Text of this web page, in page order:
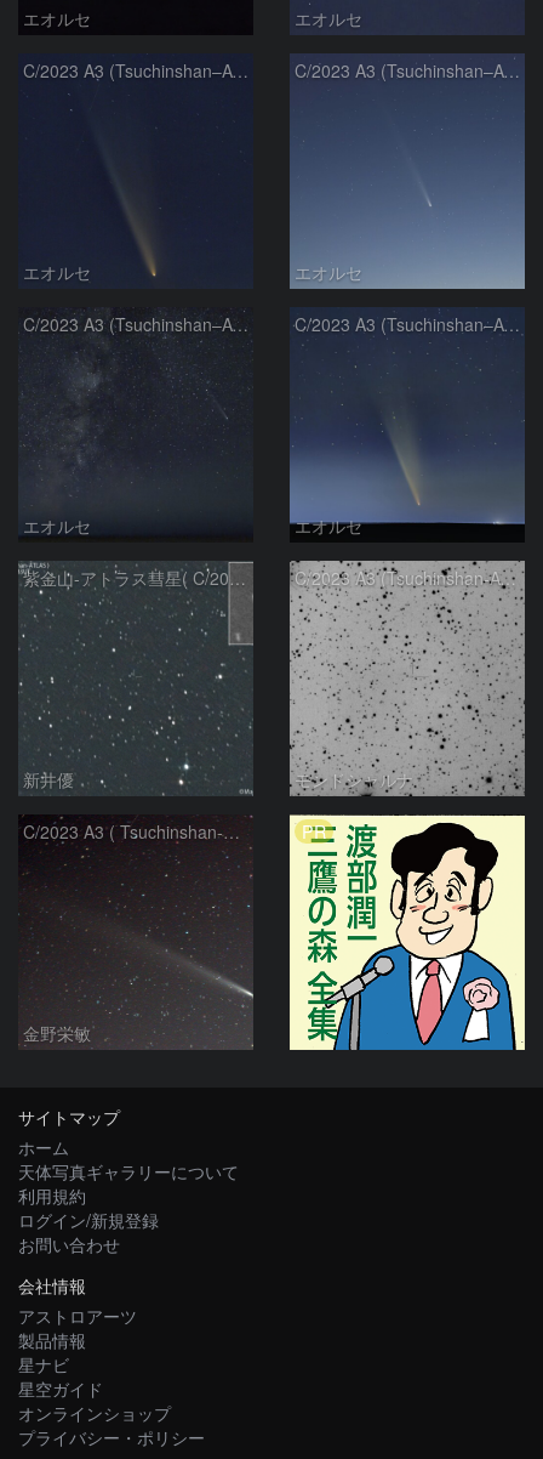
エオルセ エオルセ
C/2023 A3 (Tsuchinshan–ATLAS)
エオルセ
C/2023 A3 (Tsuchinshan–ATLAS)
エオルセ
C/2023 A3 (Tsuchinshan–ATLAS)と天の川
エオルセ
C/2023 A3 (Tsuchinshan–ATLAS)
エオルセ
紫金山-アトラス彗星( C/2023A3 )：2025/09/16
新井優
C/2023 A3 (Tsuchinshan-ATLAS)
モンドシャルナ
C/2023 A3 ( Tsuchinshan-ATLAS )
金野栄敏
PR
サイトマップ
ホーム
天体写真ギャラリーについて
利用規約
ログイン/新規登録
お問い合わせ
会社情報
アストロアーツ
製品情報
星ナビ
星空ガイド
オンラインショップ
プライバシー・ポリシー